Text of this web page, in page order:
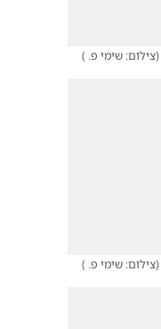
(צילום: שימי פ. )
(צילום: שימי פ. )